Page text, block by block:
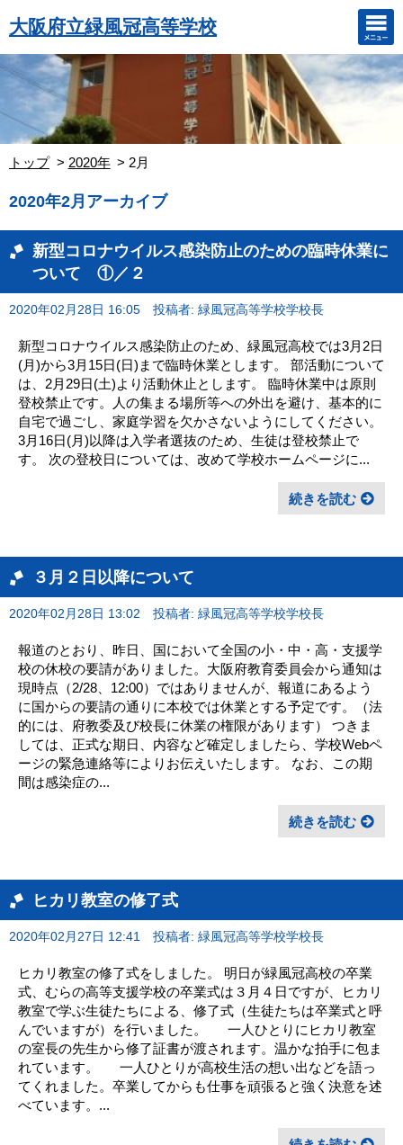
大阪府立緑風冠高等学校
トップ 2020年 2月
2020年2月アーカイブ
新型コロナウイルス感染防止のための臨時休業に
ついて ①／２
2020年02月28日 16:05 投稿者: 緑風冠高等学校学校長
新型コロナウイルス感染防止のため、緑風冠高校では3月2日
(月)から3月15日(日)まで臨時休業とします。 部活動について
は、2月29日(土)より活動休止とします。 臨時休業中は原則
登校禁止です。人の集まる場所等への外出を避け、基本的に
自宅で過ごし、家庭学習を欠かさないようにしてください。
3月16日(月)以降は入学者選抜のため、生徒は登校禁止で
す。 次の登校日については、改めて学校ホームページに...
続きを読む
３月２日以降について
2020年02月28日 13:02 投稿者: 緑風冠高等学校学校長
報道のとおり、昨日、国において全国の小・中・高・支援学
校の休校の要請がありました。大阪府教育委員会から通知は
現時点（2/28、12:00）ではありませんが、報道にあるよう
に国からの要請の通りに本校では休業とする予定です。（法
的には、府教委及び校長に休業の権限があります） つきま
しては、正式な期日、内容など確定しましたら、学校Webペ
ージの緊急連絡等によりお伝えいたします。 なお、この期
間は感染症の...
続きを読む
ヒカリ教室の修了式
2020年02月27日 12:41 投稿者: 緑風冠高等学校学校長
ヒカリ教室の修了式をしました。 明日が緑風冠高校の卒業
式、むらの高等支援学校の卒業式は３月４日ですが、ヒカリ
教室で学ぶ生徒たちによる、修了式（生徒たちは卒業式と呼
んでいますが）を行いました。 一人ひとりにヒカリ教室
の室長の先生から修了証書が渡されます。温かな拍手に包ま
れています。 一人ひとりが高校生活の想い出などを語っ
てくれました。卒業してからも仕事を頑張ると強く決意を述
べています。...